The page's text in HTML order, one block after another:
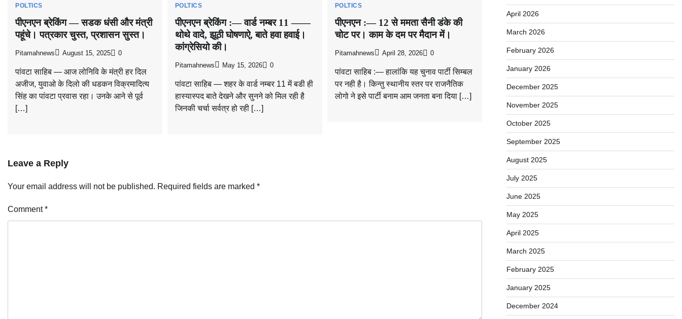
POLTICS
पीएनएन ब्रेकिंग — सडक धंसी और मंत्री
पहूंचे। पत्रकार चुस्त, प्रशासन सुस्त।
Pitamahnews August 15, 2025 0
पांवटा साहिब — आज लोनिवि के मंत्री हर दिल
अजीज, युवाओ के दिलो की धडकन विक्रमादित्य
सिंह का पांवटा प्रवास रहा। उनके आने से पूर्व
[…]
POLTICS
पीएनएन ब्रेकिंग :— वार्ड नम्बर 11 ——
थोथे वादे, झूठी घोषणाऐ, बाते हवा हवाई।
कांग्रेसियो की।
Pitamahnews May 15, 2026 0
पांवटा साहिब — शहर के वार्ड नम्बर 11 में बडी ही
हास्यास्पद बाते देखने और सुनने को मिल रही है
जिनकी चर्चा सर्वत्र हो रही […]
POLTICS
पीएनएन :— 12 से ममता सैनी डंके की
चोट पर। काम के दम पर मैदान में।
Pitamahnews April 28, 2026 0
पांवटा साहिब :— हालांकि यह चुनाव पार्टी सिम्बल
पर नही है। किन्तु स्थानीय स्तर पर राजनैतिक
लोगो ने इसे पार्टी बनाम आम जनता बना दिया […]
Leave a Reply
Your email address will not be published. Required fields are marked *
Comment*
April 2026
March 2026
February 2026
January 2026
December 2025
November 2025
October 2025
September 2025
August 2025
July 2025
June 2025
May 2025
April 2025
March 2025
February 2025
January 2025
December 2024